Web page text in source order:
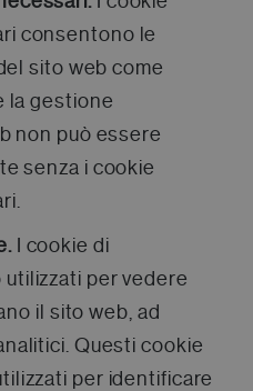
consentono le
sito web come
la gestione
non può essere
senza i cookie
I cookie di
per vedere
il sito web, ad
Questi cookie
per identificare